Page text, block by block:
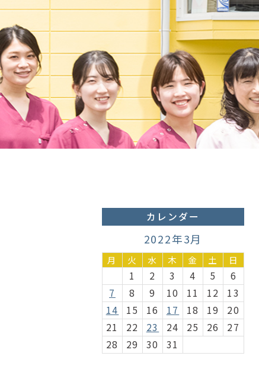
カレンダー
2022年3月
月 火 水 木 金 土 日
1 2 3 4 5
6
7
8 9 10 11 12
13
14
15 16 17 18 19
20
21
22 23 24 25 26
27
28
29 30 31